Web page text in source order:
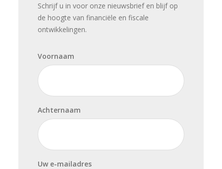
Schrijf u in voor onze nieuwsbrief en blijf op
de hoogte van financiële en fiscale
ontwikkelingen.
Voornaam
Achternaam
Uw e-mailadres